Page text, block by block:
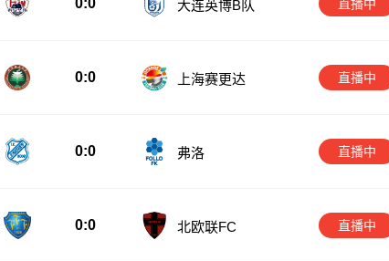
0:0 大连英博B队 直播中
0:0 上海赛更达 直播中
0:0 弗洛 直播中
0:0 北欧联FC 直播中